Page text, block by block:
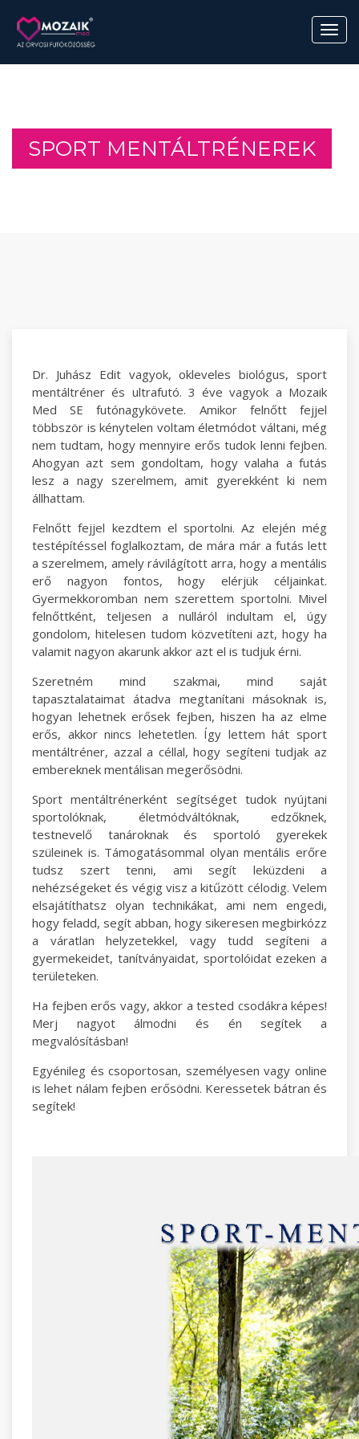
SPORT MENTÁLTRÉNEREK
Dr. Juhász Edit vagyok, okleveles biológus, sport
mentáltréner és ultrafutó. 3 éve vagyok a Mozaik
Med SE futónagykövete. Amikor felnőtt fejjel
többször is kénytelen voltam életmódot váltani, még
nem tudtam, hogy mennyire erős tudok lenni fejben.
Ahogyan azt sem gondoltam, hogy valaha a futás
lesz a nagy szerelmem, amit gyerekként ki nem
állhattam.
Felnőtt fejjel kezdtem el sportolni. Az elején még
testépítéssel foglalkoztam, de mára már a futás lett
a szerelmem, amely rávilágított arra, hogy a mentális
erő nagyon fontos, hogy elérjük céljainkat.
Gyermekkoromban nem szerettem sportolni. Mivel
felnőttként, teljesen a nulláról indultam el, úgy
gondolom, hitelesen tudom közvetíteni azt, hogy ha
valamit nagyon akarunk akkor azt el is tudjuk érni.
Szeretném mind szakmai, mind saját
tapasztalataimat átadva megtanítani másoknak is,
hogyan lehetnek erősek fejben, hiszen ha az elme
erős, akkor nincs lehetetlen. Így lettem hát sport
mentáltréner, azzal a céllal, hogy segíteni tudjak az
embereknek mentálisan megerősödni.
Sport mentáltrénerként segítséget tudok nyújtani
sportolóknak, életmódváltóknak, edzőknek,
testnevelő tanároknak és sportoló gyerekek
szüleinek is. Támogatásommal olyan mentális erőre
tudsz szert tenni, ami segít leküzdeni a
nehézségeket és végig visz a kitűzött célodig. Velem
elsajátíthatsz olyan technikákat, ami nem engedi,
hogy feladd, segít abban, hogy sikeresen megbirkózz
a váratlan helyzetekkel, vagy tudd segíteni a
gyermekeidet, tanítványaidat, sportolóidat ezeken a
területeken.
Ha fejben erős vagy, akkor a tested csodákra képes!
Merj nagyot álmodni és én segítek a
megvalósításban!
Egyénileg és csoportosan, személyesen vagy online
is lehet nálam fejben erősödni. Keressetek bátran és
segítek!